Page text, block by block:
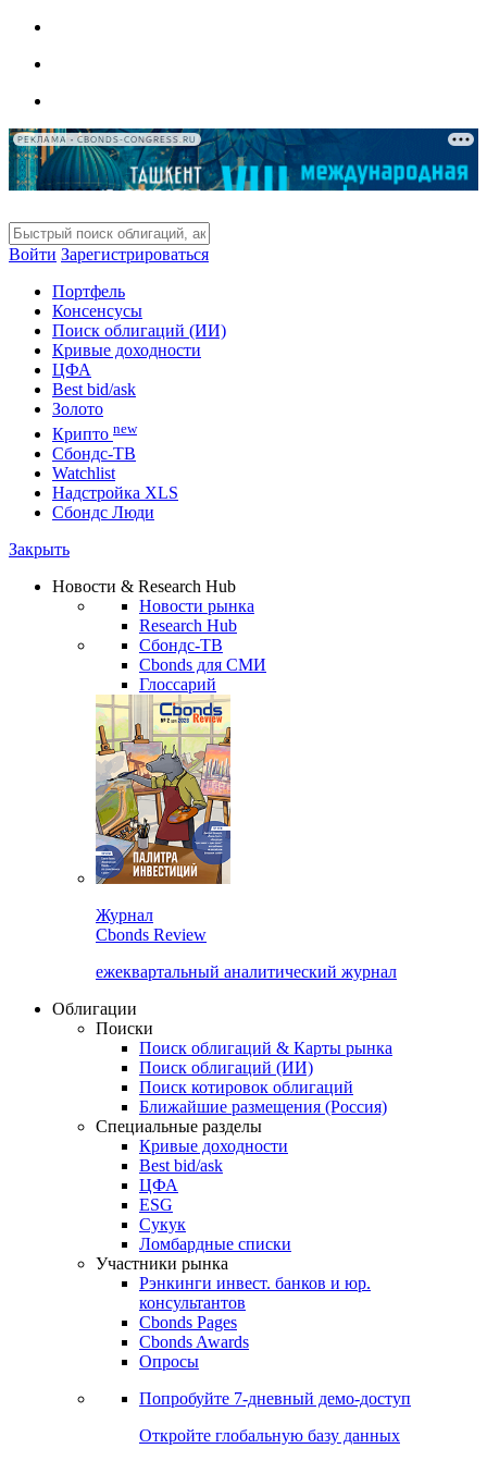
РЕКЛАМА • CBONDS-CONGRESS.RU
Войти Зарегистрироваться
Портфель
Консенсусы
Поиск облигаций (ИИ)
Кривые доходности
ЦФА
Best bid/ask
Золото
Крипто new
Сбондс-ТВ
Watchlist
Надстройка XLS
Сбондс Люди
Закрыть
Новости & Research Hub
Новости рынка
Research Hub
Сбондс-ТВ
Cbonds для СМИ
Глоссарий
Журнал
Cbonds Review
ежеквартальный аналитический журнал
Облигации
Поиски
Поиск облигаций & Карты рынка
Поиск облигаций (ИИ)
Поиск котировок облигаций
Ближайшие размещения (Россия)
Специальные разделы
Кривые доходности
Best bid/ask
ЦФА
ESG
Сукук
Ломбардные списки
Участники рынка
Рэнкинги инвест. банков и юр.
консультантов
Cbonds Pages
Cbonds Awards
Опросы
Попробуйте 7-дневный демо-доступ
Откройте глобальную базу данных